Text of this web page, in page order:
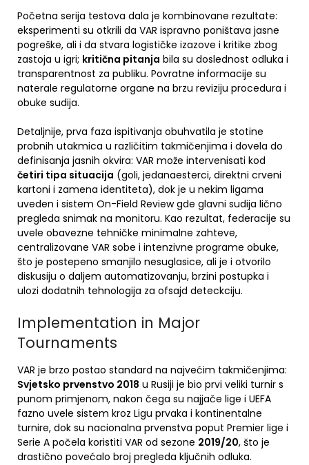
Početna serija testova dala je kombinovane rezultate:
eksperimenti su otkrili da VAR ispravno poništava jasne
pogreške, ali i da stvara logističke izazove i kritike zbog
zastoja u igri; kritična pitanja bila su doslednost odluka i
transparentnost za publiku. Povratne informacije su
naterale regulatorne organe na brzu reviziju procedura i
obuke sudija.
Detaljnije, prva faza ispitivanja obuhvatila je stotine
probnih utakmica u različitim takmičenjima i dovela do
definisanja jasnih okvira: VAR može intervenisati kod
četiri tipa situacija (goli, jedanaesterci, direktni crveni
kartoni i zamena identiteta), dok je u nekim ligama
uveden i sistem On-Field Review gde glavni sudija lično
pregleda snimak na monitoru. Kao rezultat, federacije su
uvele obavezne tehničke minimalne zahteve,
centralizovane VAR sobe i intenzivne programe obuke,
što je postepeno smanjilo nesuglasice, ali je i otvorilo
diskusiju o daljem automatizovanju, brzini postupka i
ulozi dodatnih tehnologija za ofsajd deteckciju.
Implementation in Major
Tournaments
VAR je brzo postao standard na najvećim takmičenjima:
Svjetsko prvenstvo 2018 u Rusiji je bio prvi veliki turnir s
punom primjenom, nakon čega su najjače lige i UEFA
fazno uvele sistem kroz Ligu prvaka i kontinentalne
turnire, dok su nacionalna prvenstva poput Premier lige i
Serie A počela koristiti VAR od sezone 2019/20, što je
drastično povećalo broj pregleda ključnih odluka.